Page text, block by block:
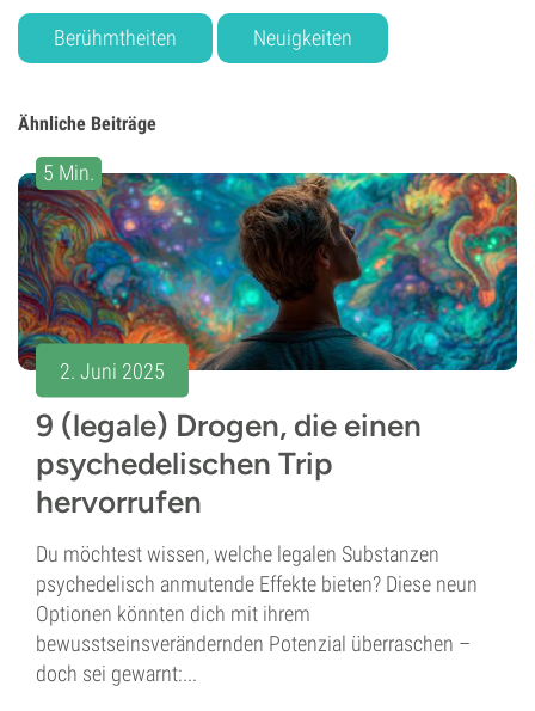
Berühmtheiten Neuigkeiten
Ähnliche Beiträge
5 Min.
2. Juni 2025
9 (legale) Drogen, die einen
psychedelischen Trip
hervorrufen
Du möchtest wissen, welche legalen Substanzen
psychedelisch anmutende Effekte bieten? Diese neun
Optionen könnten dich mit ihrem
bewusstseinsverändernden Potenzial überraschen –
doch sei gewarnt:...